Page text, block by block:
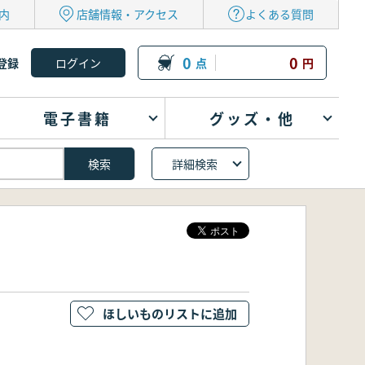
店舗情報・アクセス よくある質問
録 0 点 0 円
電子書籍 グッズ・他
詳細検索
ほしいものリストに追加